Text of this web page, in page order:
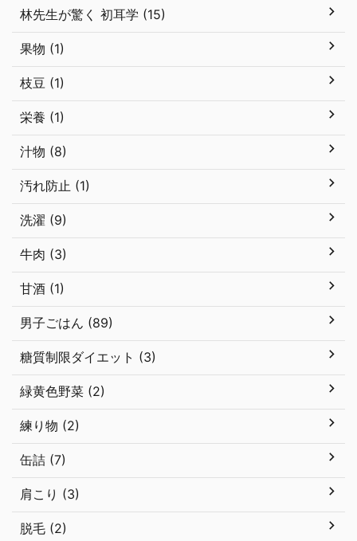
林先生が驚く 初耳学 (15)
果物 (1)
枝豆 (1)
栄養 (1)
汁物 (8)
汚れ防止 (1)
洗濯 (9)
牛肉 (3)
甘酒 (1)
男子ごはん (89)
糖質制限ダイエット (3)
緑黄色野菜 (2)
練り物 (2)
缶詰 (7)
肩こり (3)
脱毛 (2)